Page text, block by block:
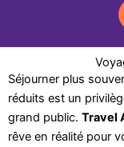
Séjourner plus
réduits est un
grand public. Travel
rêve en réalité pour